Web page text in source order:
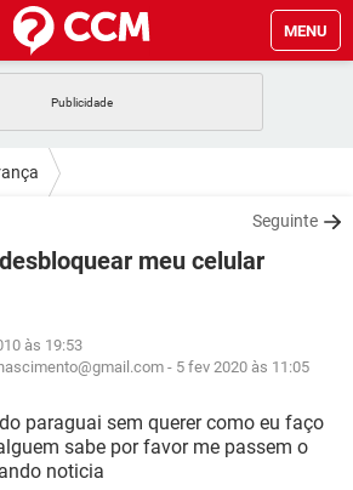
MENU
GMAIL
WHATSAPP
FACEBOOK
GMAIL
FACEBOOK
EXCEL
Seguinte
meu celular
às 19:53
- 5 fev 2020 às 11:05
paraguai sem querer como eu faço
sabe por favor me passem o
noticia